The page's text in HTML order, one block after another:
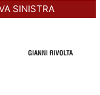
SINISTRA